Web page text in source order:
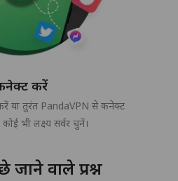
करें
या तुरंत PandaVPN से कनेक्ट
भी लक्ष्य सर्वर चुनें।
वाले प्रश्न